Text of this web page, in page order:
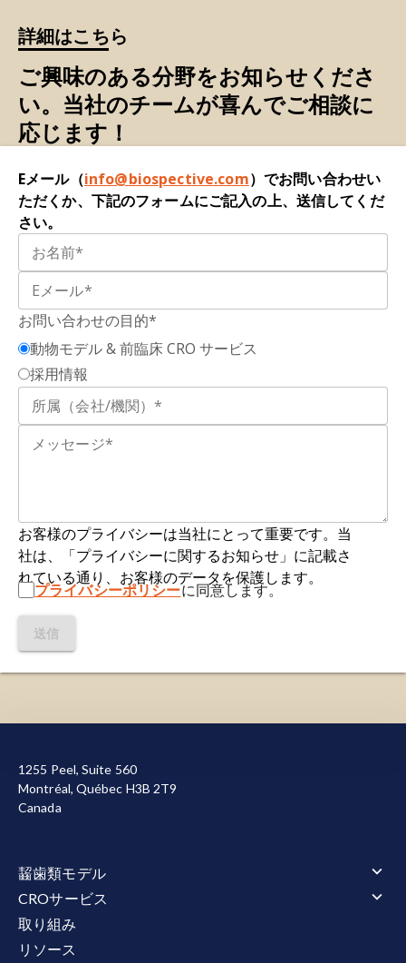
さらに詳しく
詳細はこちら
ご興味のある分野をお知らせくださ
い。当社のチームが喜んでご相談に
応じます！
Eメール（info@biospective.com）でお問い合わせい
ただくか、下記のフォームにご記入の上、送信してくだ
さい。
お問い合わせの目的*
動物モデル & 前臨床 CRO サービス
採用情報
お客様のプライバシーは当社にとって重要です。当
社は、「プライバシーに関するお知らせ」に記載さ
れている通り、お客様のデータを保護します。
プライバシーポリシーに同意します。
送信
測定して改善に役立てるため、またはマーケティング
目的で、その他のクッキーも使用しています。すべて
ーポリシーをご覧ください。
1255 Peel, Suite 560
Montréal, Québec H3B 2T9
Canada
齧歯類モデル
齧歯類モデル 概要
筋萎縮性側索硬化症（ALS） 概要
TDP-43 トランスジェニックモデル
アルツハイマー病とタウオパチー
アルツハイマー病とタウオパチー 概要
タウ病変モデル
CROサービス
CROサービス 概要
アニマルサービス 概要
取り組み
リソース